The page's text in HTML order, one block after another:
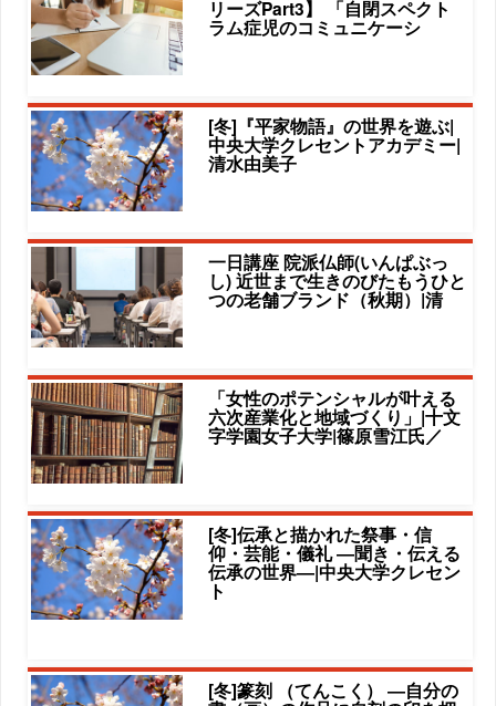
リーズPart3】 「自閉スペクト
ラム症児のコミュニケーシ
[冬]『平家物語』の世界を遊ぶ|
中央大学クレセントアカデミー|
清水由美子
一日講座 院派仏師(いんぱぶっ
し) 近世まで生きのびたもうひと
つの老舗ブランド（秋期）|清
「女性のポテンシャルが叶える
六次産業化と地域づくり」|十文
字学園女子大学|篠原雪江氏／
[冬]伝承と描かれた祭事・信
仰・芸能・儀礼 ―聞き・伝える
伝承の世界―|中央大学クレセン
ト
[冬]篆刻 （てんこく） ―自分の